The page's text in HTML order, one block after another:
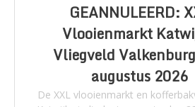
GEANNULEERD:
Vlooienmarkt
Vliegveld
augustus 2026
De XXL vlooienmarkt en